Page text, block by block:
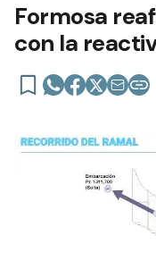
Formosa
con la